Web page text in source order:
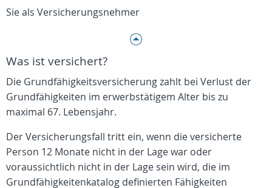
Sie als Versicherungsnehmer
Was ist versichert?
Die Grundfähigkeitsversicherung zahlt bei Verlust der
Grundfähigkeiten im erwerbstätigem Alter bis zu
maximal 67. Lebensjahr.
Der Versicherungsfall tritt ein, wenn die versicherte
Person 12 Monate nicht in der Lage war oder
voraussichtlich nicht in der Lage sein wird, die im
Grundfähigkeitenkatalog definierten Fähigkeiten